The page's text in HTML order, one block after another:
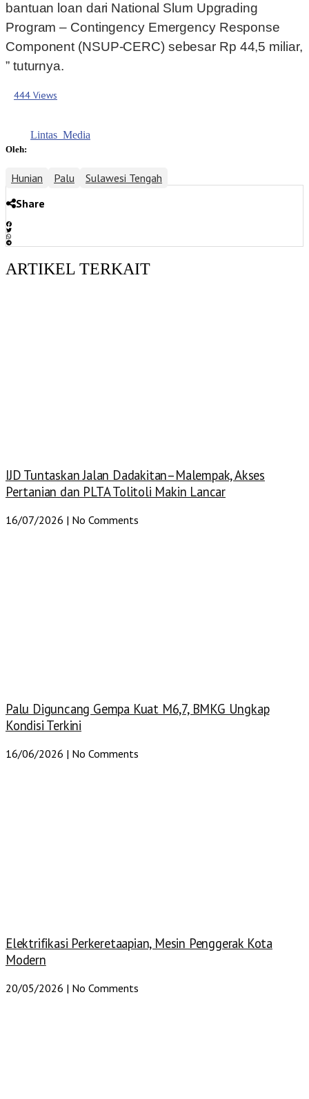
bantuan loan dari National Slum Upgrading
Program – Contingency Emergency Response
Component (NSUP-CERC) sebesar Rp 44,5 miliar,
” tuturnya.
444 Views
Oleh:
Lintas_Media
Hunian Palu
Sulawesi Tengah
Share
ARTIKEL TERKAIT
IJD Tuntaskan Jalan Dadakitan–Malempak, Akses
Pertanian dan PLTA Tolitoli Makin Lancar
16/07/2026 No Comments
Palu Diguncang Gempa Kuat M6,7, BMKG Ungkap
Kondisi Terkini
16/06/2026 No Comments
Elektrifikasi Perkeretaapian, Mesin Penggerak Kota
Modern
20/05/2026 No Comments